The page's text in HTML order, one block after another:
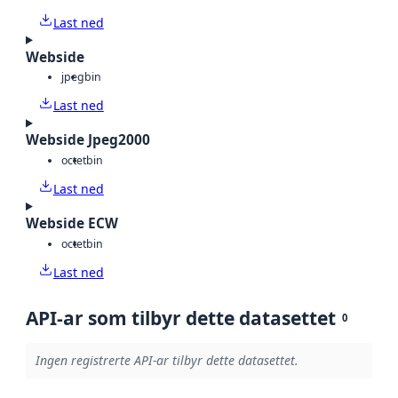
Last ned
Webside
jpegbin
Last ned
Webside Jpeg2000
octetbin
Last ned
Webside ECW
octetbin
Last ned
API-ar som tilbyr dette datasettet 0
Ingen registrerte API-ar tilbyr dette datasettet.